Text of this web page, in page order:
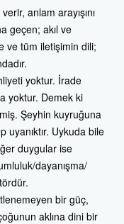
anlam arayışını
geçen; akıl ve
ve tüm iletişimin dili;
yoktur. İrade
yoktur. Demek ki
Şeyhin kuyruğuna
uyanıktır. Uykuda bile
duygular ise
dayanışma/
bir güç,
aklına dini bir